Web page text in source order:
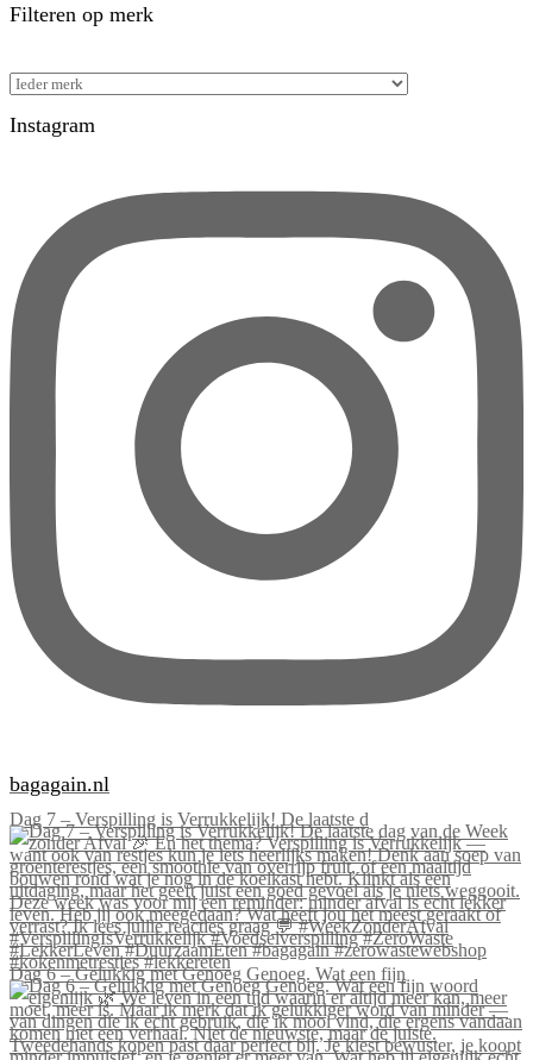
Filteren op merk
Instagram
bagagain.nl
Dag 7 – Verspilling is Verrukkelijk! De laatste d
Dag 6 – Gelukkig met Genoeg Genoeg. Wat een fijn